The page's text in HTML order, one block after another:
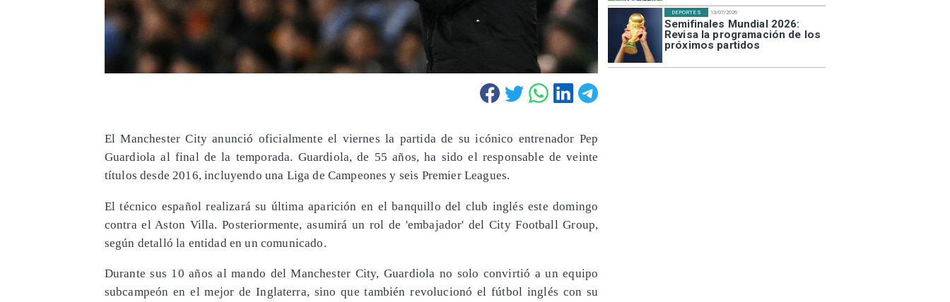
13/07/2026
Semifinales Mundial 2026:
Revisa la programación de los
próximos partidos
DEPORTES
El Manchester City anunció oficialmente el viernes la partida de su icónico entrenador Pep
Guardiola al final de la temporada. Guardiola, de 55 años, ha sido el responsable de veinte
títulos desde 2016, incluyendo una Liga de Campeones y seis Premier Leagues.
El técnico español realizará su última aparición en el banquillo del club inglés este domingo
contra el Aston Villa. Posteriormente, asumirá un rol de 'embajador' del City Football Group,
según detalló la entidad en un comunicado.
Durante sus 10 años al mando del Manchester City, Guardiola no solo convirtió a un equipo
subcampeón en el mejor de Inglaterra, sino que también revolucionó el fútbol inglés con su